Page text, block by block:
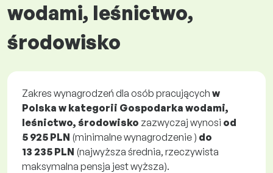
wodami, leśnictwo,
środowisko
Zakres wynagrodzeń dla osób pracujących w
Polska w kategorii Gospodarka wodami,
leśnictwo, środowisko zazwyczaj wynosi od
5 925 PLN (minimalne wynagrodzenie ) do
13 235 PLN (najwyższa średnia, rzeczywista
maksymalna pensja jest wyższa).